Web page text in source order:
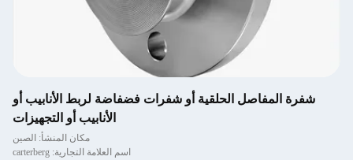
شفرة المفاصل الحلقية أو شفرات فضفاضة لربط الأنابيب أو
الأنابيب أو التجهيزات
مكان المنشأ: الصين
اسم العلامة التجارية: carterberg